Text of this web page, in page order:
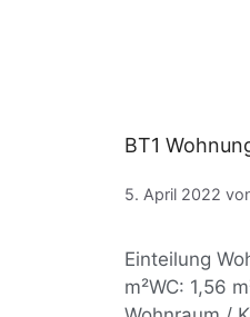
BT1
5. April 2022
Einteilung
m²WC: 1,56